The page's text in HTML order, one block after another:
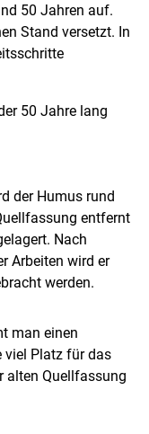
50 Jahren auf.
Stand versetzt. In
50 Jahre lang
der Humus rund
entfernt
Nach
Arbeiten wird er
werden.
man einen
viel Platz für das
alten Quellfassung